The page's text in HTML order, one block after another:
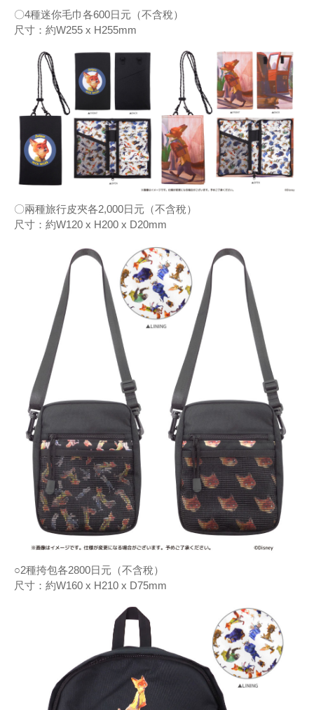
〇4種迷你毛巾各600日元（不含稅）
尺寸：約W255 x H255mm
〇兩種旅行皮夾各2,000日元（不含稅）
尺寸：約W120 x H200 x D20mm
○2種挎包各2800日元（不含稅）
尺寸：約W160 x H210 x D75mm